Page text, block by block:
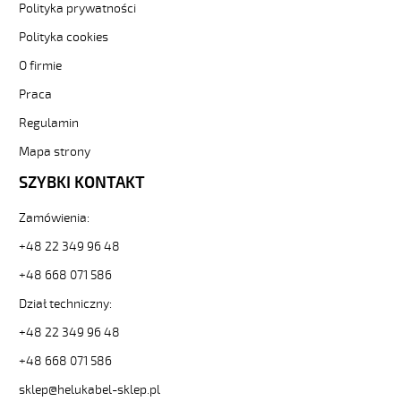
Sterownicze
JZ-
500
5G0,75
Kabel
300/500V
żyły
czarne
numerowane
Hekulabel
10035].
HELUKABEL
sklep.pl/upload/galleries/producers/small_
JZ-
5G0,75
Polityka prywatności
Polityka cookies
O firmie
Praca
Regulamin
Mapa strony
SZYBKI KONTAKT
Zamówienia:
+48 22 349 96 48
+48 668 071 586
Dział techniczny:
+48 22 349 96 48
+48 668 071 586
sklep@helukabel-sklep.pl